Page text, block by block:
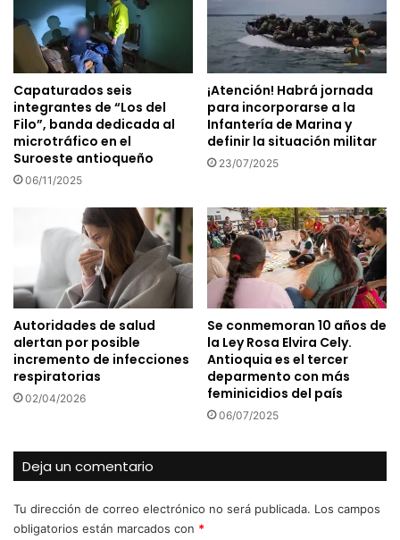
Capaturados seis
integrantes de “Los del
Filo”, banda dedicada al
microtráfico en el
Suroeste antioqueño
06/11/2025
¡Atención! Habrá jornada
para incorporarse a la
Infantería de Marina y
definir la situación militar
23/07/2025
Autoridades de salud
alertan por posible
incremento de infecciones
respiratorias
02/04/2026
Se conmemoran 10 años de
la Ley Rosa Elvira Cely.
Antioquia es el tercer
deparmento con más
feminicidios del país
06/07/2025
Deja un comentario
Tu dirección de correo electrónico no será publicada. Los campos
obligatorios están marcados con *